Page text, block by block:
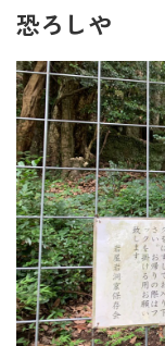
恐ろしや